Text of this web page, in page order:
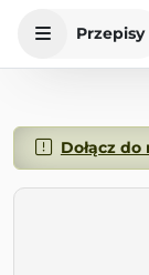
Przepisy
Dołącz do